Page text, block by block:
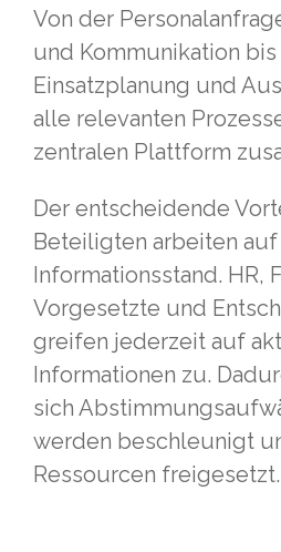
Von der
und Kommunikation bis
Einsatzplanung und
alle relevanten
zentralen Plattform
Der entscheidende
Beteiligten arbeiten
Informationsstand. HR,
Vorgesetzte und
greifen jederzeit auf
Informationen zu.
sich
werden beschleunigt
Ressourcen freigesetzt.